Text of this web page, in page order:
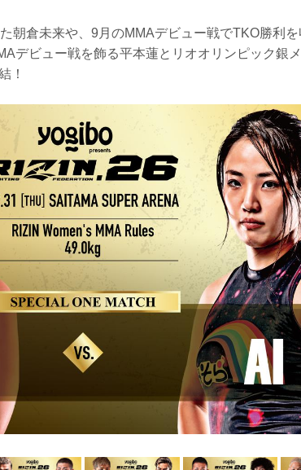
朝倉未来や、9月のMMAデビュー戦でTKO勝利を
デビュー戦を飾る平本蓮とリオオリンピック銀
！